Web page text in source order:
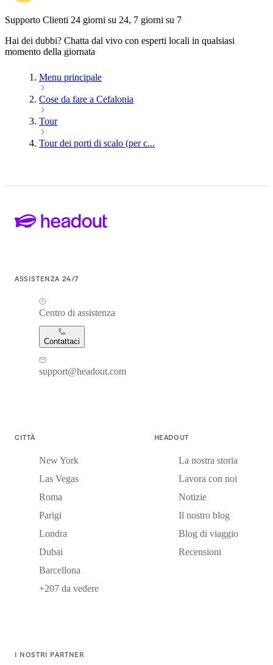
Supporto Clienti 24 giorni su 24, 7 giorni su 7
Hai dei dubbi? Chatta dal vivo con esperti locali in qualsiasi
momento della giornata
Menu principale
Cose da fare a Cefalonia
Tour
Tour dei porti di scalo (per c...
ASSISTENZA 24/7
Centro di assistenza
Contattaci
support@headout.com
CITTÀ
New York
Las Vegas
Roma
Parigi
Londra
Dubai
Barcellona
+207 da vedere
HEADOUT
La nostra storia
Lavora con noi
Notizie
Il nostro blog
Blog di viaggio
Recensioni
I NOSTRI PARTNER